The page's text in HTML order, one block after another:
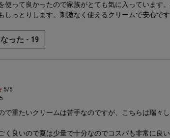
使って良かったので家族がとても気に入っています
しっとりします。刺激なく使えるクリームで安心です
った - 19
5/5
で重たいクリームは苦手なのですが、こちらは瑞々
く良いので夏は少量で十分なのでコスパも非常に良